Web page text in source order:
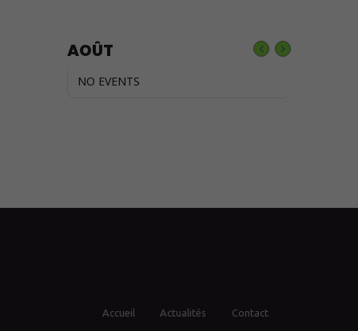
AOÛT
NO EVENTS
Accueil Actualités Contact